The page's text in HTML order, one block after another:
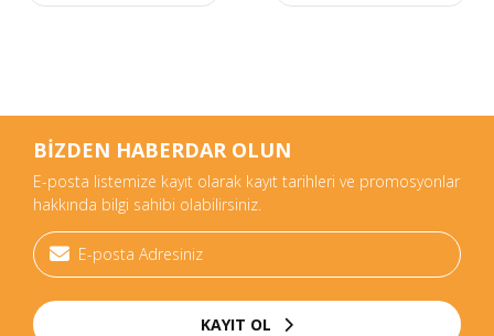
BİZDEN HABERDAR OLUN
E-posta listemize kayıt olarak kayıt tarihleri ve promosyonlar
hakkında bilgi sahibi olabilirsiniz.
KAYIT OL